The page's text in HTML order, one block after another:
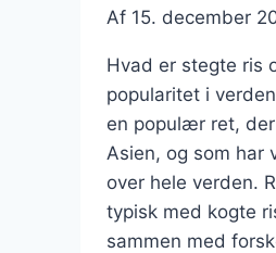
Af 15. december
Hvad er stegte ris
popularitet i
en populær ret,
Asien, og som har
over hele verden.
typisk med kogte
sammen med